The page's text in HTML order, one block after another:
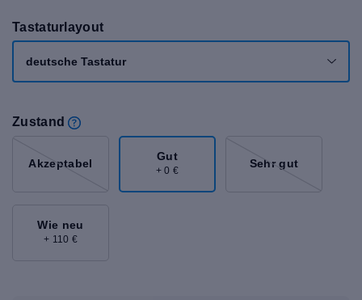
Tastaturlayout
deutsche Tastatur
Zustand
Akzeptabel
Gut
+ 0 €
Sehr gut
Wie neu
+ 110 €